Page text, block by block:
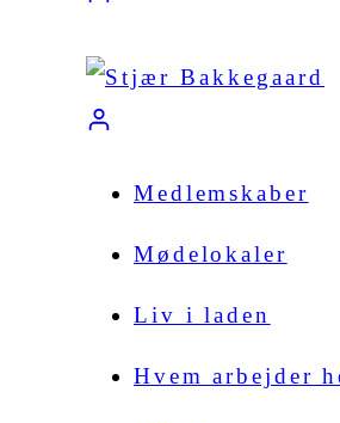
Medlemskaber
Mødelokaler
Liv i laden
Hvem arbejder